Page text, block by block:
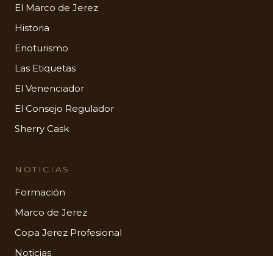
El Marco de Jerez
Historia
Enoturismo
Las Etiquetas
El Venenciador
El Consejo Regulador
Sherry Cask
NOTICIAS
Formación
Marco de Jerez
Copa Jerez Profesional
Noticias